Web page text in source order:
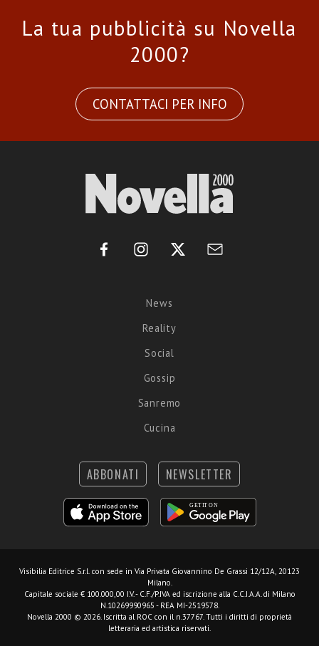
La tua pubblicità su Novella
2000?
CONTATTACI PER INFO
News
Reality
Social
Gossip
Sanremo
Cucina
ABBONATI NEWSLETTER
Visibilia Editrice S.r.l. con sede in Via Privata Giovannino De Grassi 12/12A, 20123
Milano.
Capitale sociale € 100.000,00 I.V. - C.F./P.IVA ed iscrizione alla C.C.I.A.A. di Milano
N.10269990965 - REA MI-2519578.
Novella 2000 © 2026. Iscritta al ROC con il n.37767. Tutti i diritti di proprietà
letteraria ed artistica riservati.